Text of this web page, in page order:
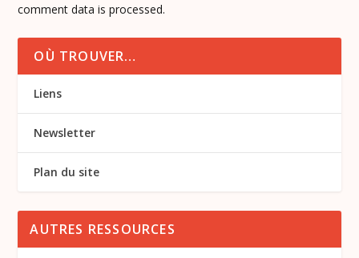
comment data is processed.
OÙ TROUVER…
Liens
Newsletter
Plan du site
AUTRES RESSOURCES